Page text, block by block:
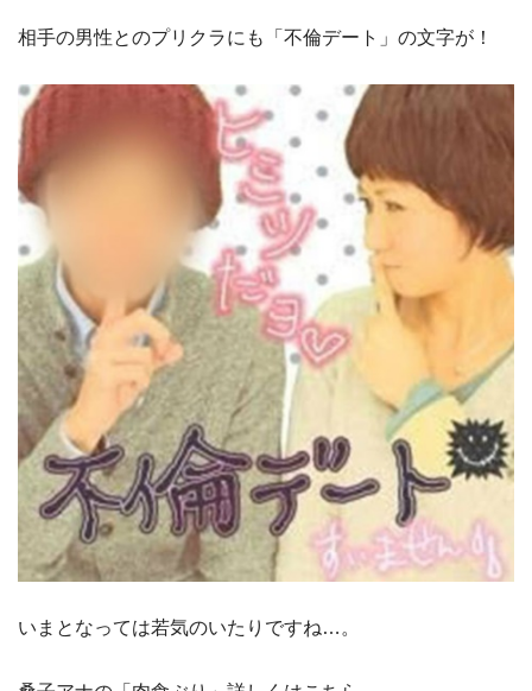
相手の男性とのプリクラにも「不倫デート」の文字が！
いまとなっては若気のいたりですね…。